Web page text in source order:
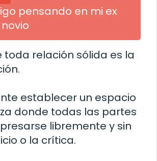
pensando en mi ex
toda relación sólida es la
establecer un espacio
donde todas las partes
libremente y sin
o la crítica.